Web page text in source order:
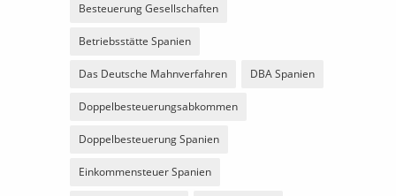
Besteuerung Gesellschaften
Betriebsstätte Spanien
Das Deutsche Mahnverfahren DBA Spanien
Doppelbesteuerungsabkommen
Doppelbesteuerung Spanien
Einkommensteuer Spanien